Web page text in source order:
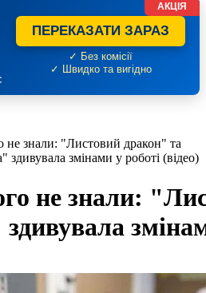
ПЕРЕКАЗАТИ ЗАРАЗ
✓ Без комісії
✓ Швидко та вигідно
АКЦІЯ
не знали: "Листовий дракон" та
змінами у роботі (відео)
не знали: